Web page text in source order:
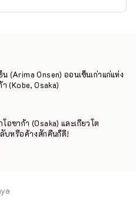
(Arima Onsen) ออนเซ็นเก่าแก่แห่ง
(Kobe, Osaka)
อซาก้า (Osaka) และเกียวโต
บหรือค้างสักคืนก็ดี!